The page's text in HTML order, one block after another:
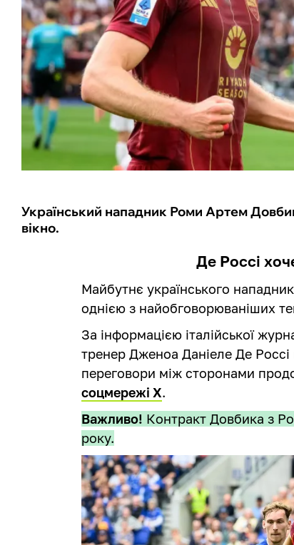
Український нападник Роми Артем
вікно.
Де Россі
Майбутнє українського
однією з найобговорюваніших
За інформацією італійської
тренер Дженоа Даніеле Де Россі
переговори між сторонами
соцмережі X.
Важливо! Контракт Довбика з
року.